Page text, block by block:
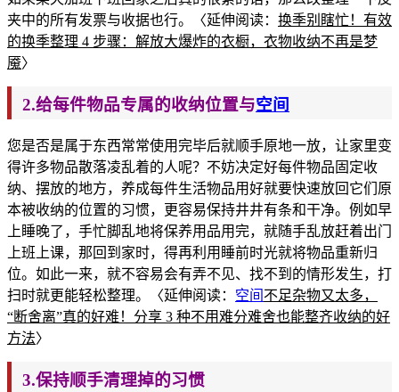
夹中的所有发票与收据也行。〈延伸阅读： 换季别瞎忙！有效
的换季整理 4 步骤：解放大爆炸的衣橱，衣物收纳不再是梦
魇〉
2.给每件物品专属的收纳位置与空间
您是否是属于东西常常使用完毕后就顺手原地一放，让家里变
得许多物品散落凌乱着的人呢？不妨决定好每件物品固定收
纳、摆放的地方，养成每件生活物品用好就要快速放回它们原
本被收纳的位置的习惯，更容易保持井井有条和干净。例如早
上睡晚了，手忙脚乱地将保养用品用完，就随手乱放赶着出门
上班上课，那回到家时，得再利用睡前时光就将物品重新归
位。如此一来，就不容易会有弄不见、找不到的情形发生，打
扫时就更能轻松整理。〈延伸阅读： 空间 不足杂物又太多，
“断舍离”真的好难！分享 3 种不用难分难舍也能整齐收纳的好
方法〉
3.保持顺手清理掉的习惯